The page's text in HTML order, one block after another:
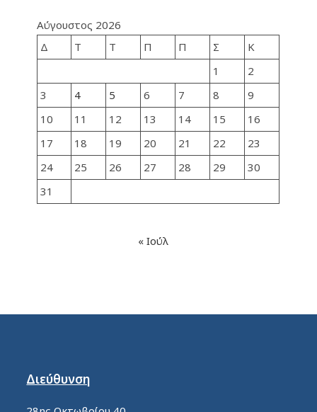
Αύγουστος 2026
Δ
Τ Τ Π Π Σ
Κ
1
2
3
4 5 6 7 8
9
10
11 12 13 14 15
16
17
18 19 20 21 22
23
24
25 26 27 28 29
30
31
« Ιούλ
Διεύθυνση